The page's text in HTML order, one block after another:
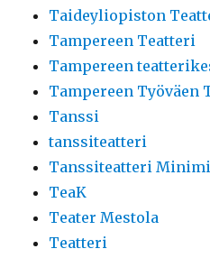
Taideyliopiston
Tampereen Teatteri
Tampereen
Tampereen Työväen
Tanssi
tanssiteatteri
Tanssiteatteri Minimi
TeaK
Teater Mestola
Teatteri